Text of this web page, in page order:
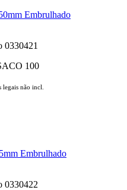
Embrulhado
0330421
100
legais não incl.
Embrulhado
0330422